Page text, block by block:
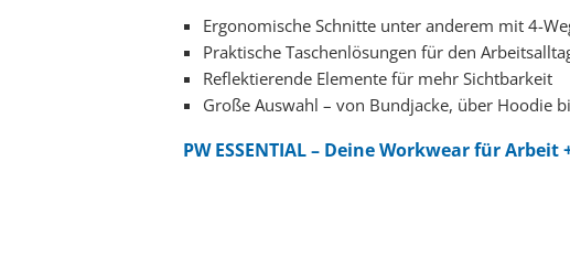
Ergonomische Schnitte unter anderem mit 4-
Praktische Taschenlösungen für den
Reflektierende Elemente für mehr Sichtbarkeit
Große Auswahl – von Bundjacke, über Hoodie
PW ESSENTIAL – Deine Workwear für